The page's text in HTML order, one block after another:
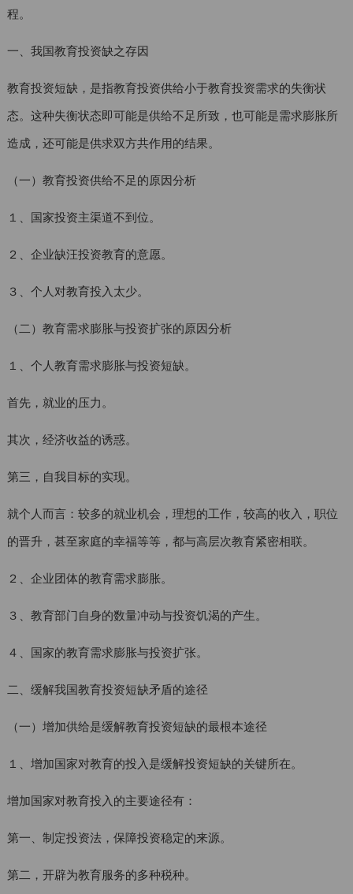
程。
一、我国教育投资缺之存因
教育投资短缺，是指教育投资供给小于教育投资需求的失衡状
态。这种失衡状态即可能是供给不足所致，也可能是需求膨胀所
造成，还可能是供求双方共作用的结果。
（一）教育投资供给不足的原因分析
１、国家投资主渠道不到位。
２、企业缺汪投资教育的意愿。
３、个人对教育投入太少。
（二）教育需求膨胀与投资扩张的原因分析
１、个人教育需求膨胀与投资短缺。
首先，就业的压力。
其次，经济收益的诱惑。
第三，自我目标的实现。
就个人而言：较多的就业机会，理想的工作，较高的收入，职位
的晋升，甚至家庭的幸福等等，都与高层次教育紧密相联。
２、企业团体的教育需求膨胀。
３、教育部门自身的数量冲动与投资饥渴的产生。
４、国家的教育需求膨胀与投资扩张。
二、缓解我国教育投资短缺矛盾的途径
（一）增加供给是缓解教育投资短缺的最根本途径
１、增加国家对教育的投入是缓解投资短缺的关键所在。
增加国家对教育投入的主要途径有：
第一、制定投资法，保障投资稳定的来源。
第二，开辟为教育服务的多种税种。